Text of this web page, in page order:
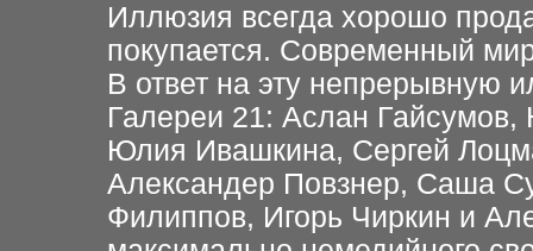
Иллюзия всегда хорошо
покупается. Современный
В ответ на эту непрерывную
Галереи 21: Аслан Гайсумов,
Юлия Ивашкина, Сергей
Александер Повзнер, Саша
Филиппов, Игорь Чиркин и